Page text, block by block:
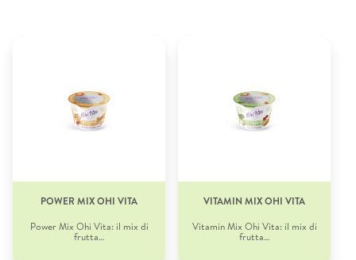
POWER MIX OHI VITA
Power Mix Ohi Vita: il mix di
frutta…
VITAMIN MIX OHI VITA
Vitamin Mix Ohi Vita: il mix di
frutta…